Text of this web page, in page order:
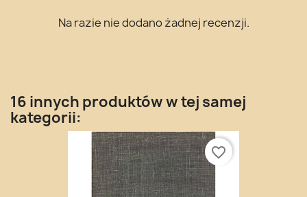
Na razie nie dodano żadnej recenzji.
16 innych produktów w tej samej
kategorii:
favorite_border